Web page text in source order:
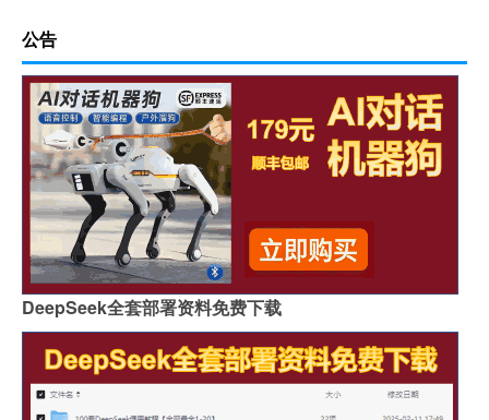
公告
DeepSeek全套部署资料免费下载